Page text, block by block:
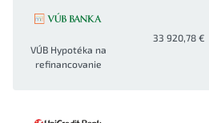
VÚB Hypotéka na
refinancovanie
33 920,78 €